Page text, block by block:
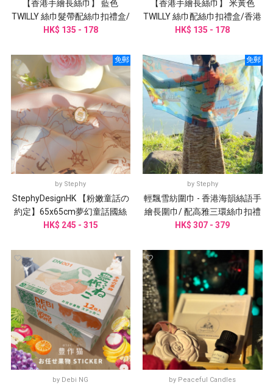
【香港手繪長絲巾】 藍色
TWILLY 絲巾髮帶配絲巾扣禮盒/
香港手信
HK$ 135 - 178
【香港手繪長絲巾】 米黃色
TWILLY 絲巾配絲巾扣禮盒/香港
禮品
HK$ 135 - 178
免郵
by Stephy
StephyDesignHK 【粉嫩童話の
約定】65x65cm夢幻童話國絲
巾+ 絲巾扣 高級禮盒
HK$ 245 - 315
免郵
by Stephy
輕飄雪紡圍巾 - 香港海韻絲語手
繪長圍巾/ 配高雅三環絲巾扣禮
盒
HK$ 307 - 379
by Debi NG by Peaceful Candles